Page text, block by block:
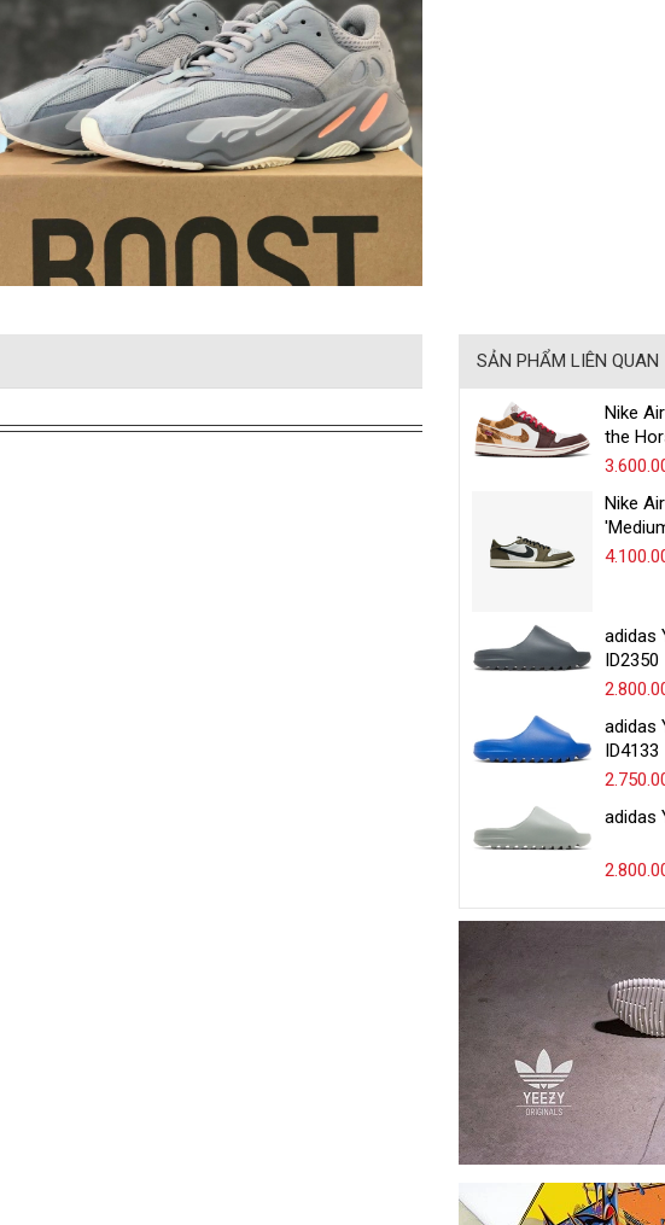
SẢN PHẨM LIÊN QUAN
Nike
the
Nike
adidas
ID2350
adidas
ID4133
adidas